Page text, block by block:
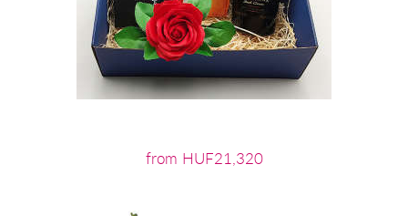
from HUF21,320